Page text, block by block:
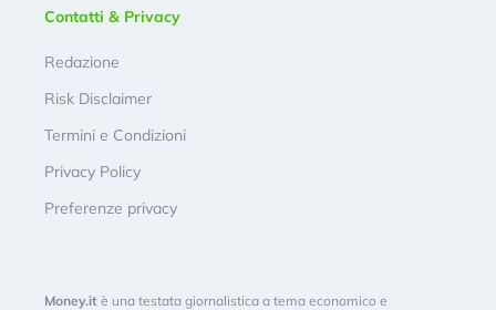
Contatti & Privacy
Redazione
Risk Disclaimer
Termini e Condizioni
Privacy Policy
Preferenze privacy
Money.it è una testata giornalistica a tema economico e